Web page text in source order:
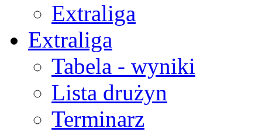
Extraliga
Extraliga
Tabela - wyniki
Lista drużyn
Terminarz